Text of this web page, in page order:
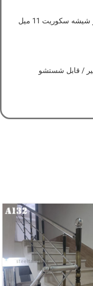
/ قابل شستشو